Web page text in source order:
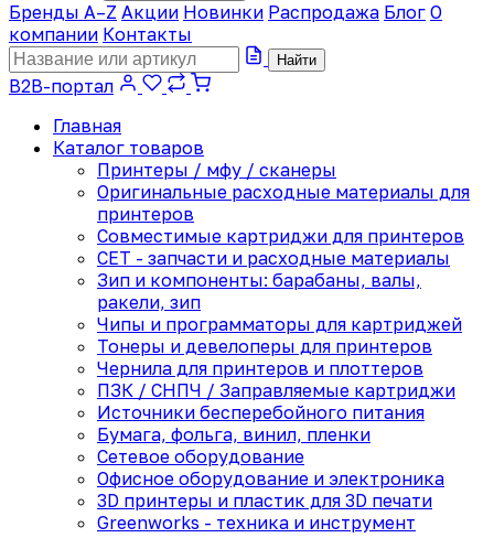
Бренды A–Z Акции Новинки Распродажа Блог О
компании Контакты
Найти
B2B-портал
Главная
Каталог товаров
Принтеры / мфу / сканеры
Оригинальные расходные материалы для
принтеров
Совместимые картриджи для принтеров
CET - запчасти и расходные материалы
Зип и компоненты: барабаны, валы,
ракели, зип
Чипы и программаторы для картриджей
Тонеры и девелоперы для принтеров
Чернила для принтеров и плоттеров
ПЗК / СНПЧ / Заправляемые картриджи
Источники бесперебойного питания
Бумага, фольга, винил, пленки
Сетевое оборудование
Офисное оборудование и электроника
3D принтеры и пластик для 3D печати
Greenworks - техника и инструмент